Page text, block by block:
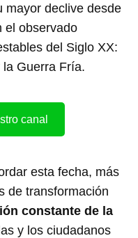
mayor declive desde
el observado
del Siglo XX:
Guerra Fría.
canal
esta fecha, más
de transformación
constante de la
y los ciudadanos